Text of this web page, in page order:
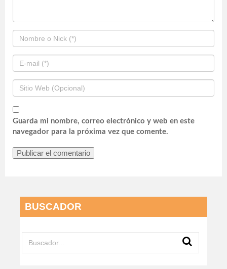
Guarda mi nombre, correo electrónico y web en este
navegador para la próxima vez que comente.
BUSCADOR